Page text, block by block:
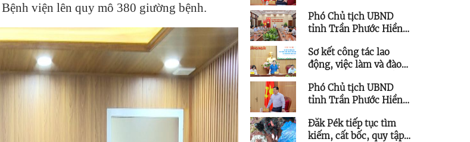
viện lên quy mô 380 giường bệnh.
đọng, kéo dài
Phó Chủ tịch UBND
tỉnh Trần Phước Hiền
Ứng dụng Khoa học và
Công nghệ
Sơ kết công tác lao
động, việc làm và đào
năm 2026
Phó Chủ tịch UBND
tỉnh Trần Phước Hiền
mắc các dự án lưới điện
trên địa bàn tỉnh
Đăk Pék tiếp tục tìm
kiếm, cất bốc, quy tập